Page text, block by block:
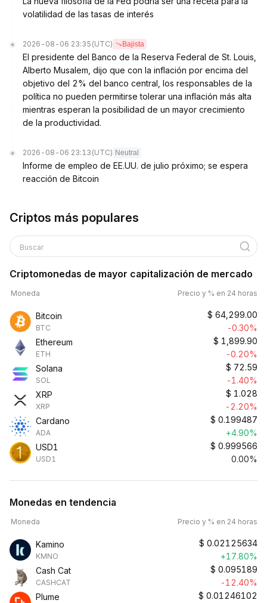
volatilidad de las tasas de interés
2026-08-06 23:35 (UTC) Bajista
El presidente del Banco de la Reserva Federal de St. Louis,
Alberto Musalem, dijo que con la inflación por encima del
objetivo del 2% del banco central, los responsables de la
política no pueden permitirse tolerar una inflación más alta
mientras esperan la posibilidad de un mayor crecimiento
de la productividad.
2026-08-06 23:13 (UTC) Neutral
Informe de empleo de EE.UU. de julio próximo; se espera
reacción de Bitcoin
Criptos más populares
Buscar
Criptomonedas de mayor capitalización de mercado
Moneda Precio y % en 24 horas
Bitcoin
BTC
$ 64,299.00
-0.30%
Ethereum
ETH
$ 1,899.90
-0.20%
Solana
SOL
$ 72.59
-1.40%
XRP
XRP
$ 1.028
-2.20%
Cardano
ADA
$ 0.199487
+4.90%
USD1
USD1
$ 0.999566
0.00%
Monedas en tendencia
Moneda Precio y % en 24 horas
Kamino
KMNO
$ 0.02125634
+17.80%
Cash Cat
CASHCAT
$ 0.095189
-12.40%
Plume
$ 0.01246102